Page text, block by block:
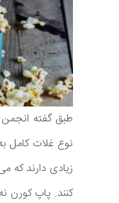
طبق گفته
نوع غلات کامل
زیادی دارند که
کنند. پاپ کورن